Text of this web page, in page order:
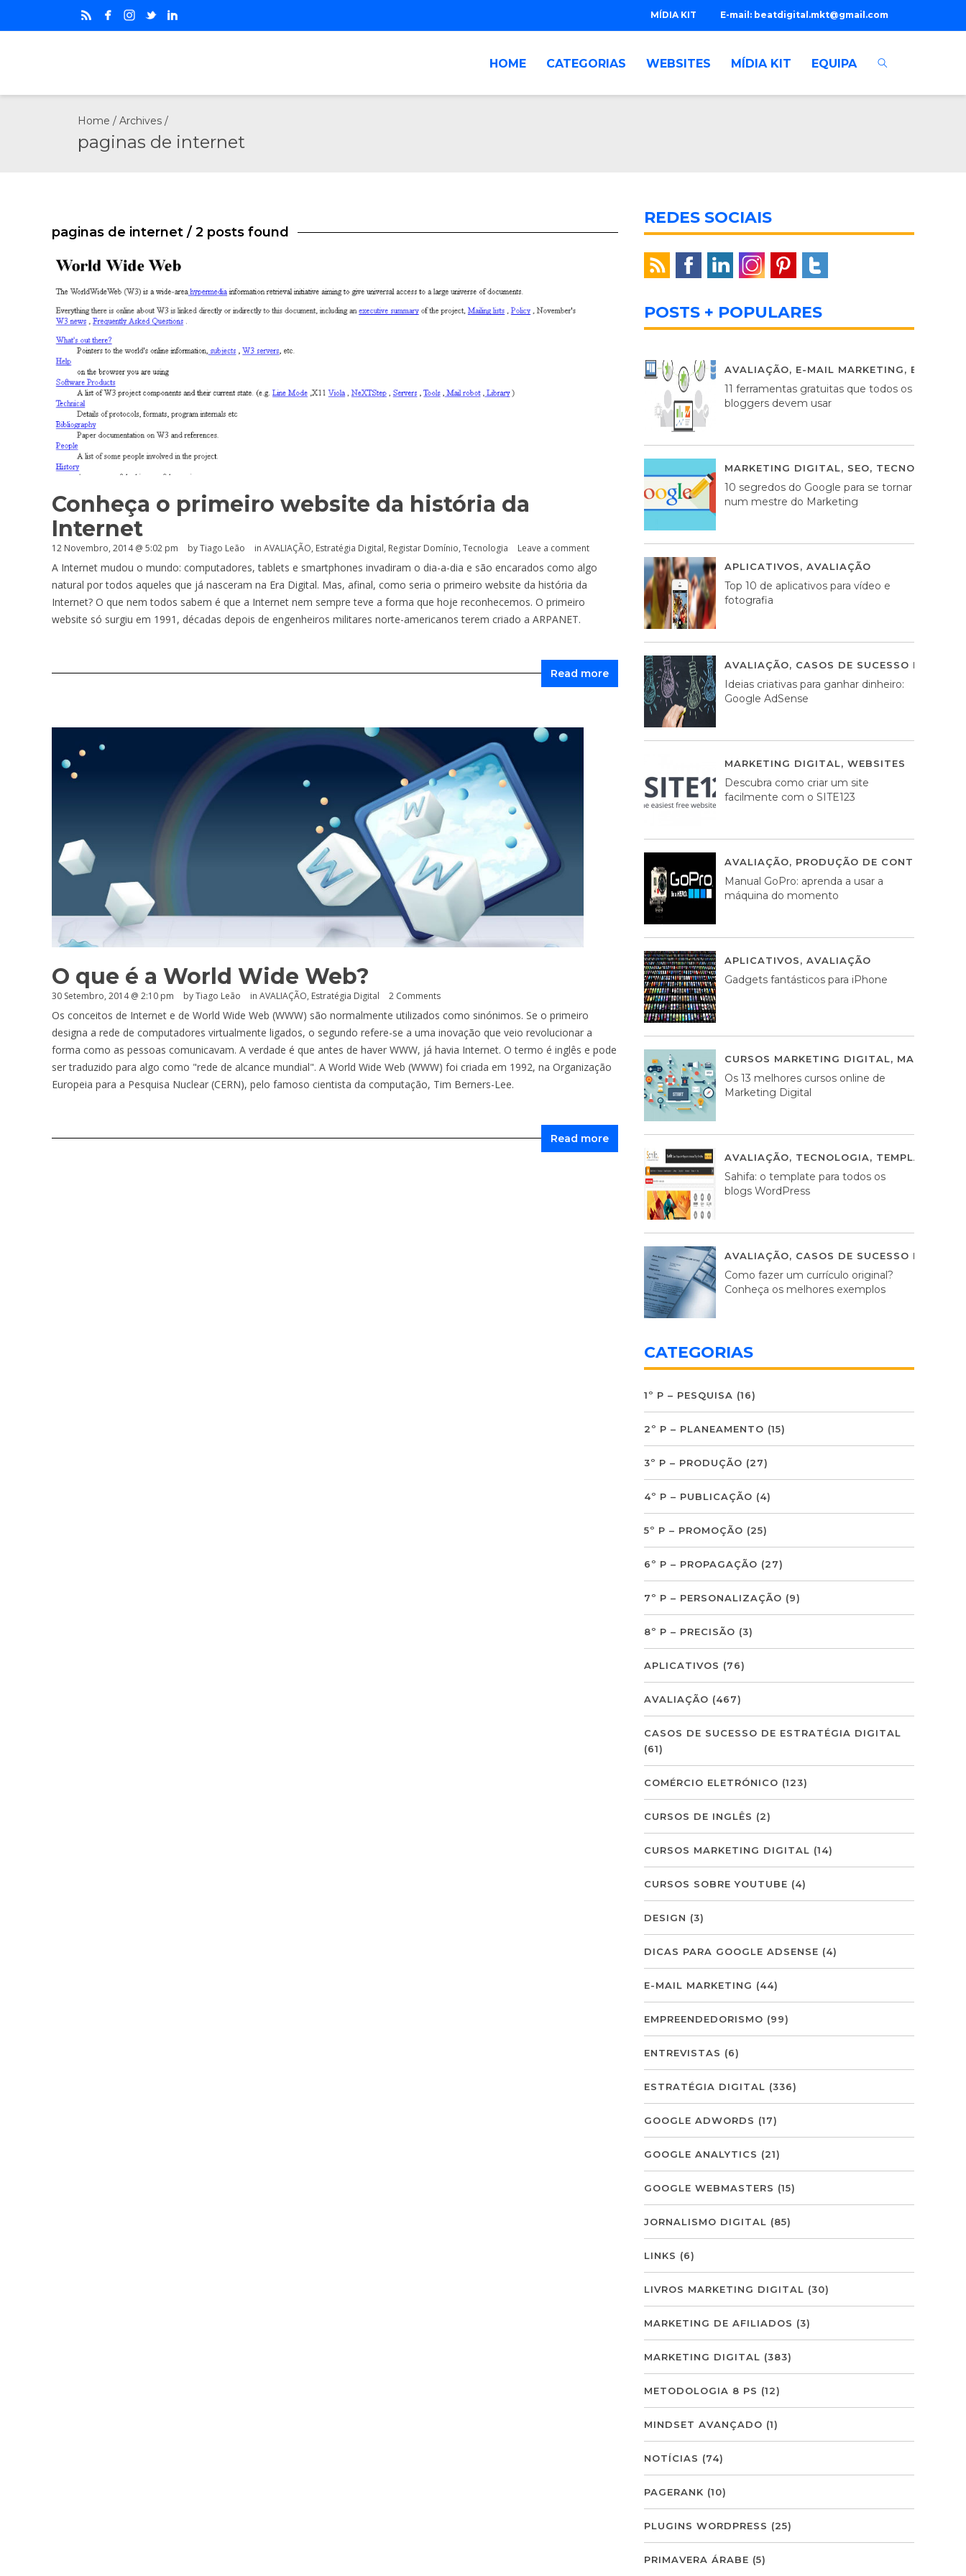
E-mail: beatdigital.mkt@gmail.com
MÍDIA KIT
HOME CATEGORIAS WEBSITES MÍDIA KIT EQUIPA
Home / Archives /
paginas de internet
paginas de internet / 2 posts found
Conheça o primeiro website da história da
Internet
12 Novembro, 2014 @ 5:02 pm by Tiago Leão in AVALIAÇÃO, Estratégia Digital, Registar Domínio, Tecnologia Leave a comment
A Internet mudou o mundo: computadores, tablets e smartphones invadiram o dia-a-dia e são encarados como algo
natural por todos aqueles que já nasceram na Era Digital. Mas, afinal, como seria o primeiro website da história da
Internet? O que nem todos sabem é que a Internet nem sempre teve a forma que hoje reconhecemos. O primeiro
website só surgiu em 1991, décadas depois de engenheiros militares norte-americanos terem criado a ARPANET.
Read more
O que é a World Wide Web?
30 Setembro, 2014 @ 2:10 pm by Tiago Leão in AVALIAÇÃO, Estratégia Digital 2 Comments
Os conceitos de Internet e de World Wide Web (WWW) são normalmente utilizados como sinónimos. Se o primeiro
designa a rede de computadores virtualmente ligados, o segundo refere-se a uma inovação que veio revolucionar a
forma como as pessoas comunicavam. A verdade é que antes de haver WWW, já havia Internet. O termo é inglês e pode
ser traduzido para algo como "rede de alcance mundial". A World Wide Web (WWW) foi criada em 1992, na Organização
Europeia para a Pesquisa Nuclear (CERN), pelo famoso cientista da computação, Tim Berners-Lee.
Read more
REDES SOCIAIS
POSTS + POPULARES
AVALIAÇÃO, E-MAIL MARKETING,
11 ferramentas gratuitas que todos os
bloggers devem usar
MARKETING DIGITAL, SEO, TECNOLOGIA
10 segredos do Google para se tornar
num mestre do Marketing
APLICATIVOS, AVALIAÇÃO
Top 10 de aplicativos para vídeo e
fotografia
AVALIAÇÃO, CASOS DE SUCESSO DE
Ideias criativas para ganhar dinheiro:
Google AdSense
MARKETING DIGITAL, WEBSITES
Descubra como criar um site
facilmente com o SITE123
AVALIAÇÃO, PRODUÇÃO DE CONTEÚDOS
Manual GoPro: aprenda a usar a
máquina do momento
APLICATIVOS, AVALIAÇÃO
Gadgets fantásticos para iPhone
CURSOS MARKETING DIGITAL,
Os 13 melhores cursos online de
Marketing Digital
AVALIAÇÃO, TECNOLOGIA, TEMPLATES
Sahifa: o template para todos os
blogs WordPress
AVALIAÇÃO, CASOS DE SUCESSO DE
Como fazer um currículo original?
Conheça os melhores exemplos
CATEGORIAS
1º P – PESQUISA (16)
2º P – PLANEAMENTO (15)
3º P – PRODUÇÃO (27)
4º P – PUBLICAÇÃO (4)
5º P – PROMOÇÃO (25)
6º P – PROPAGAÇÃO (27)
7º P – PERSONALIZAÇÃO (9)
8º P – PRECISÃO (3)
APLICATIVOS (76)
AVALIAÇÃO (467)
CASOS DE SUCESSO DE ESTRATÉGIA DIGITAL
(61)
COMÉRCIO ELETRÓNICO (123)
CURSOS DE INGLÊS (2)
CURSOS MARKETING DIGITAL (14)
CURSOS SOBRE YOUTUBE (4)
DESIGN (3)
DICAS PARA GOOGLE ADSENSE (4)
E-MAIL MARKETING (44)
EMPREENDEDORISMO (99)
ENTREVISTAS (6)
ESTRATÉGIA DIGITAL (336)
GOOGLE ADWORDS (17)
GOOGLE ANALYTICS (21)
GOOGLE WEBMASTERS (15)
JORNALISMO DIGITAL (85)
LINKS (6)
LIVROS MARKETING DIGITAL (30)
MARKETING DE AFILIADOS (3)
MARKETING DIGITAL (383)
METODOLOGIA 8 PS (12)
MINDSET AVANÇADO (1)
NOTÍCIAS (74)
PAGERANK (10)
PLUGINS WORDPRESS (25)
PRIMAVERA ÁRABE (5)